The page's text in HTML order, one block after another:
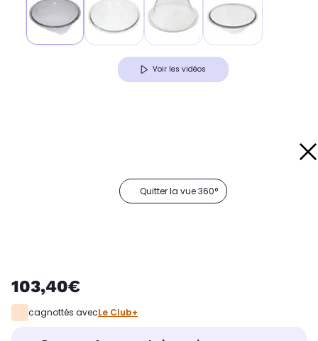
Voir les vidéos
Quitter la vue 360°
103,40€
cagnottés avecLe Club+